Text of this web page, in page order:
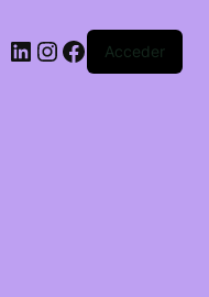
LinkedIn
Instagram
Facebook
Acceder